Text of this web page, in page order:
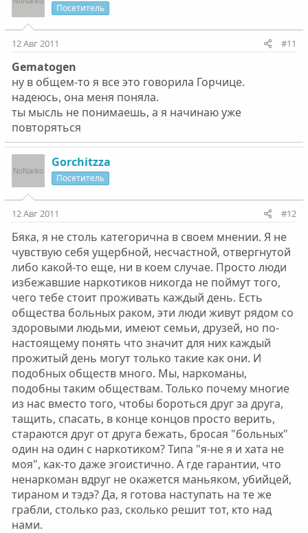
Посетитель
12 Авг 2011 #11
Gematogen
ну в общем-то я все это говорила Горчице.
надеюсь, она меня поняла.
ты мысль не понимаешь, а я начинаю уже
повторяться
Gorchitzza
Посетитель
12 Авг 2011 #12
Бяка, я не столь категорична в своем мнении. Я не
чувствую себя ущербной, несчастной, отвергнутой
либо какой-то еще, ни в коем случае. Просто люди
избежавшие наркотиков никогда не поймут того,
чего тебе стоит проживать каждый день. Есть
общества больных раком, эти люди живут рядом со
здоровыми людьми, имеют семьи, друзей, но по-
настоящему понять что значит для них каждый
прожитый день могут только такие как они. И
подобных обществ много. Мы, наркоманы,
подобны таким обществам. Только почему многие
из нас вместо того, чтобы бороться друг за друга,
тащить, спасать, в конце концов просто верить,
стараются друг от друга бежать, бросая "больных"
один на один с наркотиком? Типа "я-не я и хата не
моя", как-то даже эгоистично. А где гарантии, что
ненаркоман вдруг не окажется маньяком, убийцей,
тираном и тэдэ? Да, я готова наступать на те же
грабли, столько раз, сколько решит тот, кто над
нами.